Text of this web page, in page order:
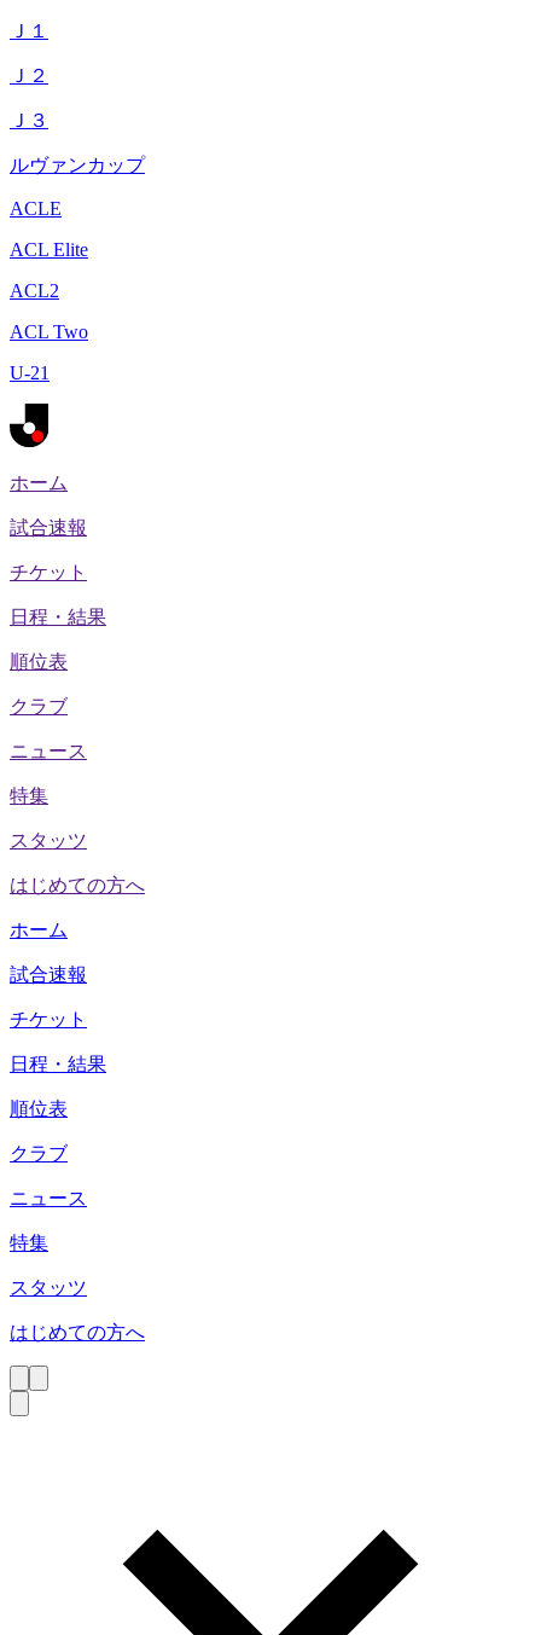
Ｊ１
Ｊ２
Ｊ３
ルヴァンカップ
ACLE
ACL Elite
ACL2
ACL Two
U-21
ホーム
試合速報
チケット
日程・結果
順位表
クラブ
ニュース
特集
スタッツ
はじめての方へ
ホーム
試合速報
チケット
日程・結果
順位表
クラブ
ニュース
特集
スタッツ
はじめての方へ